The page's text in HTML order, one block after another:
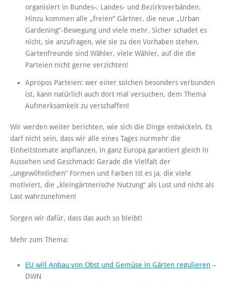
organisiert in Bundes-, Landes- und Bezirksverbänden.
Hinzu kommen alle „freien“ Gärtner, die neue „Urban
Gardening“-Bewegung und viele mehr. Sicher schadet es
nicht, sie anzufragen, wie sie zu den Vorhaben stehen.
Gartenfreunde sind Wähler, viele Wähler, auf die die
Parteien nicht gerne verzichten!
Apropos Parteien: wer einer solchen besonders verbunden
ist, kann natürlich auch dort mal versuchen, dem Thema
Aufmerksamkeit zu verschaffen!
Wir werden weiter berichten, wie sich die Dinge entwickeln. Es
darf nicht sein, dass wir alle eines Tages nurmehr die
Einheitstomate anpflanzen, in ganz Europa garantiert gleich in
Aussehen und Geschmack! Gerade die Vielfalt der
„ungewöhnlichen“ Formen und Farben ist es ja, die viele
motiviert, die „kleingärtnerische Nutzung“ als Lust und nicht als
Last wahrzunehmen!
Sorgen wir dafür, dass das auch so bleibt!
Mehr zum Thema:
EU will Anbau von Obst und Gemüse in Gärten regulieren –
DWN